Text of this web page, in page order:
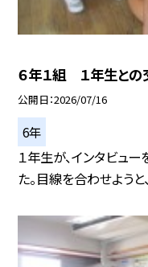
６年１組 １年生との
公開日 2026/07/16
6年
１年生が、インタビュ
た。目線を合わせようと